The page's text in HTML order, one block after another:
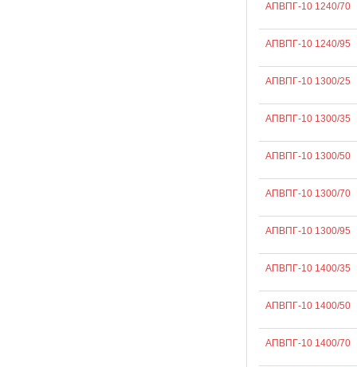
АПВПГ-10 1240/70
АПВПГ-10 1240/95
АПВПГ-10 1300/25
АПВПГ-10 1300/35
АПВПГ-10 1300/50
АПВПГ-10 1300/70
АПВПГ-10 1300/95
АПВПГ-10 1400/35
АПВПГ-10 1400/50
АПВПГ-10 1400/70